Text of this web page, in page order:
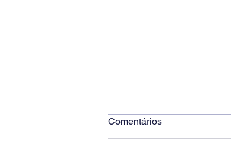
Comentários